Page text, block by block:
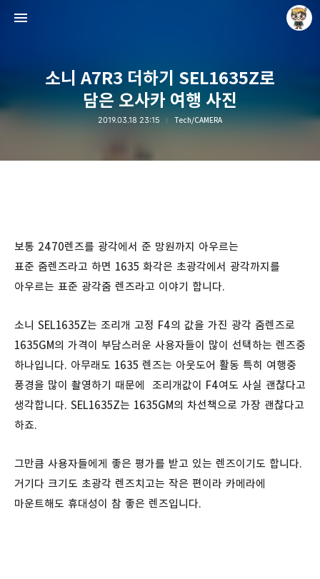
소니 A7R3 더하기 SEL1635Z로
담은 오사카 여행 사진
2019.03.18 23:15 Tech/CAMERA
보통 2470렌즈를 광각에서 준 망원까지 아우르는
표준 줌렌즈라고 하면 1635 화각은 초광각에서 광각까지를
아우르는 표준 광각줌 렌즈라고 이야기 합니다.
소니 SEL1635Z는 조리개 고정 F4의 값을 가진 광각 줌렌즈로
1635GM의 가격이 부담스러운 사용자들이 많이 선택하는 렌즈중
하나입니다. 아무래도 1635 렌즈는 아웃도어 활동 특히 여행중
풍경을 많이 촬영하기 때문에 조리개값이 F4여도 사실 괜찮다고
생각합니다. SEL1635Z는 1635GM의 차선책으로 가장 괜찮다고
하죠.
그만큼 사용자들에게 좋은 평가를 받고 있는 렌즈이기도 합니다.
거기다 크기도 초광각 렌즈치고는 작은 편이라 카메라에
마운트해도 휴대성이 참 좋은 렌즈입니다.
Raycat : Photo and Story